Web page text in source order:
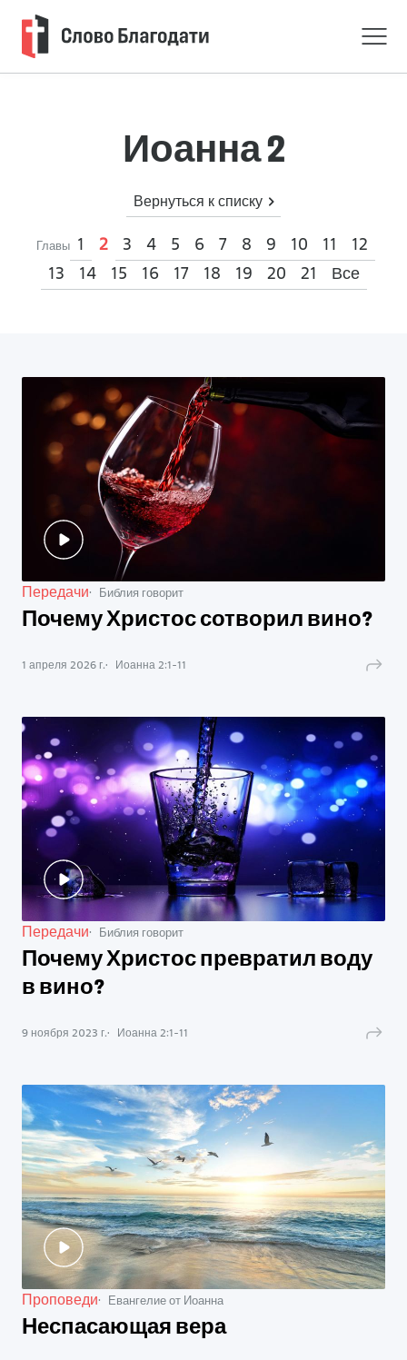
Иоанна 2
Вернуться к списку
Главы 1 2 3 4 5 6 7 8 9 10 11
12
13
14 15 16 17 18 19 20 21 Все
Передачи Библия говорит
Почему Христос сотворил вино?
1 апреля 2026 г. Иоанна 2:1-11
Передачи Библия говорит
Почему Христос превратил воду
в вино?
9 ноября 2023 г. Иоанна 2:1-11
Проповеди Евангелие от Иоанна
Неспасающая вера